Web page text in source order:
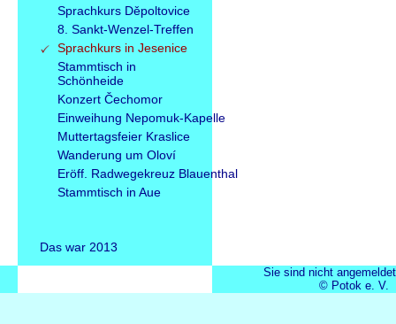
Sprachkurs Děpoltovice
8. Sankt-Wenzel-Treffen
Sprachkurs in Jesenice
Stammtisch in
Schönheide
Konzert Čechomor
Einweihung Nepomuk-Kapelle
Muttertagsfeier Kraslice
Wanderung um Oloví
Eröff. Radwegekreuz Blauenthal
Stammtisch in Aue
Das war 2013
Sie sind nicht angemeldet
© Potok e. V.